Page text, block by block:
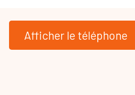
Afficher le téléphone